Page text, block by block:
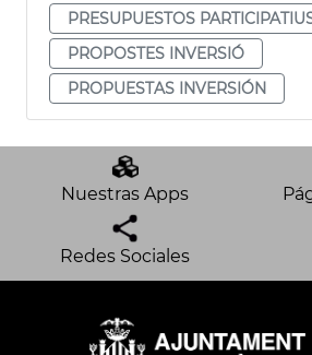
PRESUPUESTOS
PROPOSTES INVERSIÓ
PROPUESTAS INVERSIÓN
Nuestras Apps
Redes Sociales